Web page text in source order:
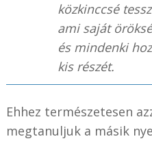
közkinccsé
ami saját
és mindenki
kis részét.
Ehhez természetesen
megtanuljuk a másik